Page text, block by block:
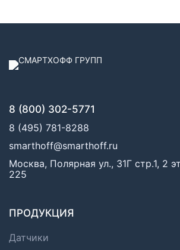
8 (800) 302-5771
8 (495) 781-8288
smarthoff@smarthoff.ru
Москва, Полярная ул., 31Г стр.1, 2
225
ПРОДУКЦИЯ
Датчики